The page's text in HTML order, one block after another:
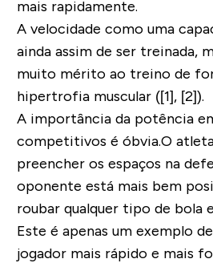
mais rapidamente.
A velocidade como uma
ainda assim de ser treinada,
muito mérito ao treino de
hipertrofia muscular ([1], [2]).
A importância da potência
competitivos é óbvia.O
preencher os espaços na
oponente está mais bem
roubar qualquer tipo de bola
Este é apenas um exemplo
jogador mais rápido e mais